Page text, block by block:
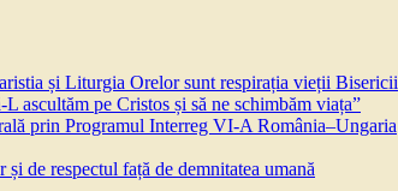
și Liturgia Orelor sunt respirația vieții Bisericii
ascultăm pe Cristos și să ne schimbăm viața”
prin Programul Interreg VI-A România–Ungaria
de respectul față de demnitatea umană